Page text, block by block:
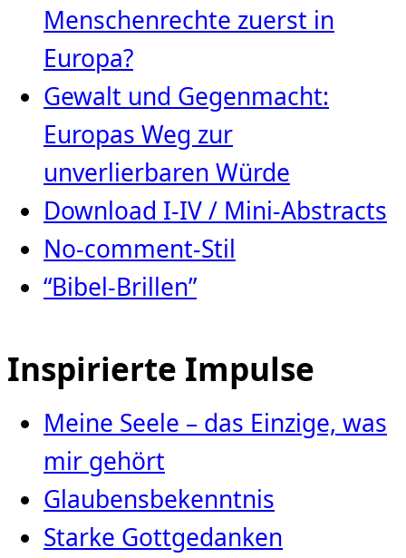
Menschenrechte zuerst in
Europa?
Gewalt und Gegenmacht:
Europas Weg zur
unverlierbaren Würde
Download I-IV / Mini-Abstracts
No-comment-Stil
“Bibel-Brillen”
Inspirierte Impulse
Meine Seele – das Einzige, was
mir gehört
Glaubensbekenntnis
Starke Gottgedanken